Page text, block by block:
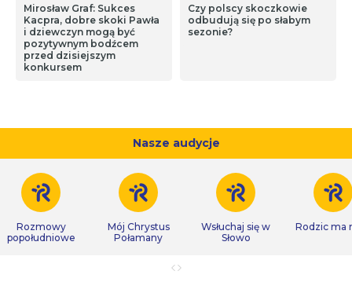
Mirosław Graf: Sukces
Kacpra, dobre skoki Pawła
i dziewczyn mogą być
pozytywnym bodźcem
przed dzisiejszym
konkursem
Czy polscy skoczkowie
odbudują się po słabym
sezonie?
Nasze audycje
Rozmowy
popołudniowe
Mój Chrystus
Połamany
Wsłuchaj się w
Słowo
Rodzic ma